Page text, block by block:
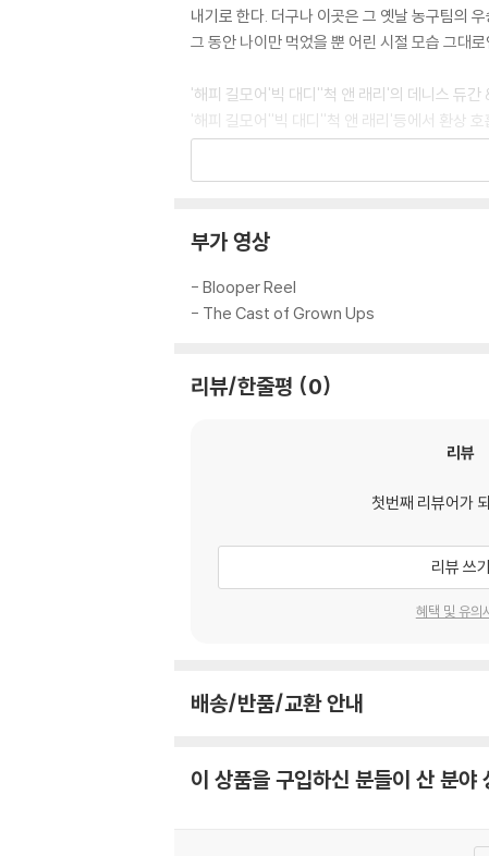
내기로 한다. 더구나 이곳은 그 옛날 농구팀의
그 동안 나이만 먹었을 뿐 어린 시절 모습 그대
'해피 길모어'빅 대디''척 앤 래리'의 데니스 듀간
'해피 길모어''빅 대디''척 앤 래리'등에서 환상
년만에 가족들과 함께 재회하면서 벌어지는 소
야드'의 크리스 록, '벤치워머스'의 데이빗 스
성에 맞는 코믹 캐릭터를 가진 배우들의 자연스
은 오프닝 크레딧의 농구경기 심판으로 카메
다음에 무슨 장면이 나올지 예측할 수 없는 묘
개봉해 전미 박스오피스2위, 6주 연속 톱10에
부가 영상
- Blooper Reel
- The Cast of Grown Ups
리뷰/한줄평 0
리뷰
첫번째 리뷰어가
리뷰 쓰기
혜택 및 유의
배송/반품/교환 안내
이 상품을 구입하신 분들이 산 분야